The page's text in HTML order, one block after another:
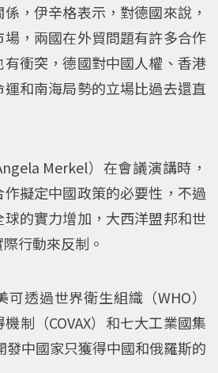
，伊辛格表示，對德國來說，
，兩國在外貿問題有許多合作
衝突，德國對中國人權、香港
和南海局勢的立場比過去還直
Merkel）在會議演講時，
擬定中國政策的必要性，不過
的實力增加，大西洋盟邦和世
行動來反制。
透過世界衛生組織（WHO）
制（COVAX）和七大工業國集
發中國家只獲得中國和俄羅斯的